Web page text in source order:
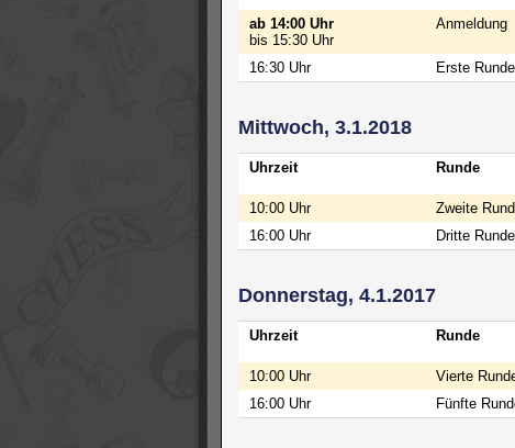
ab 14:00 Uhr
bis 15:30 Uhr
Anmeldung
16:30 Uhr Erste Runde
Mittwoch, 3.1.2018
Uhrzeit Runde
10:00 Uhr
Zweite
16:00 Uhr
Dritte Runde
Donnerstag, 4.1.2017
Uhrzeit Runde
10:00 Uhr
Vierte
16:00 Uhr
Fünfte